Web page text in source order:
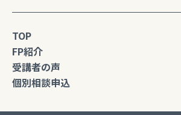
TOP
FP紹介
受講者の声
個別相談申込